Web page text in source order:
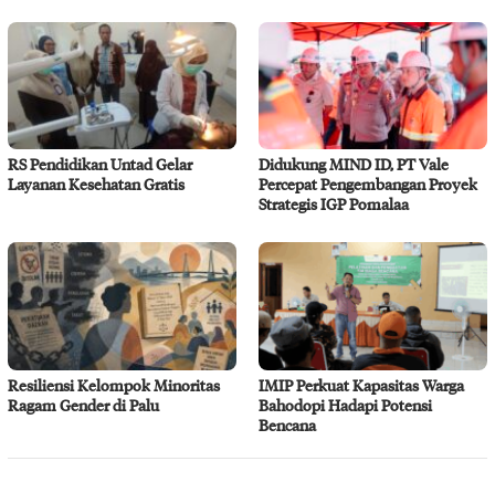
RS Pendidikan Untad Gelar
Layanan Kesehatan Gratis
Didukung MIND ID, PT Vale
Percepat Pengembangan Proyek
Strategis IGP Pomalaa
Resiliensi Kelompok Minoritas
Ragam Gender di Palu
IMIP Perkuat Kapasitas Warga
Bahodopi Hadapi Potensi
Bencana